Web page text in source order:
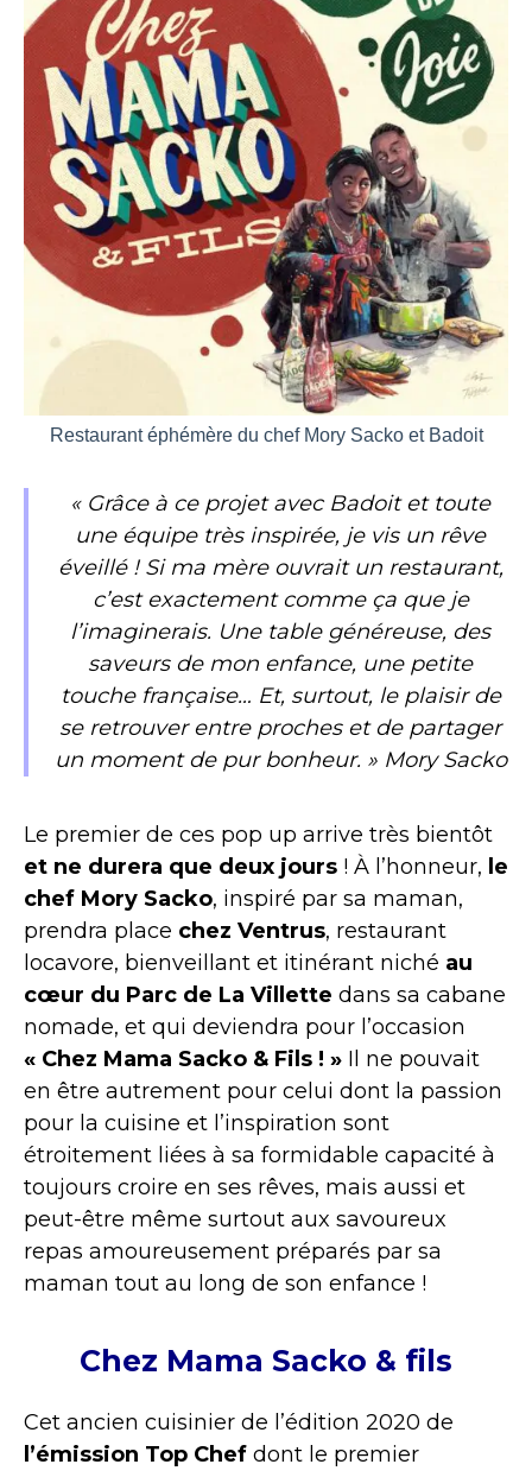
Restaurant éphémère du chef Mory Sacko et Badoit
« Grâce à ce projet avec Badoit et toute
une équipe très inspirée, je vis un rêve
éveillé ! Si ma mère ouvrait un restaurant,
c’est exactement comme ça que je
l’imaginerais. Une table généreuse, des
saveurs de mon enfance, une petite
touche française… Et, surtout, le plaisir de
se retrouver entre proches et de partager
un moment de pur bonheur. » Mory Sacko
Le premier de ces pop up arrive très bientôt
et ne durera que deux jours ! À l’honneur, le
chef Mory Sacko, inspiré par sa maman,
prendra place chez Ventrus, restaurant
locavore, bienveillant et itinérant niché au
cœur du Parc de La Villette dans sa cabane
nomade, et qui deviendra pour l’occasion
« Chez Mama Sacko & Fils ! » Il ne pouvait
en être autrement pour celui dont la passion
pour la cuisine et l’inspiration sont
étroitement liées à sa formidable capacité à
toujours croire en ses rêves, mais aussi et
peut-être même surtout aux savoureux
repas amoureusement préparés par sa
maman tout au long de son enfance !
Chez Mama Sacko & fils
Cet ancien cuisinier de l’édition 2020 de
l’émission Top Chef dont le premier